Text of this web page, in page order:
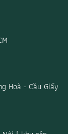
Hoà - Cầu Giấy